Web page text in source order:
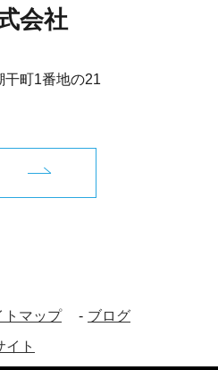
会社
干町1番地の21
トマップ
ブログ
イト